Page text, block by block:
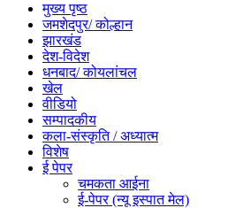
मुख्य पृष्ठ
जमशेदपुर/ कोल्हान
झारखंड
देश-विदेश
धनबाद/ कोयलांचल
खेल
वीडियो
सम्पादकीय
कला-संस्कृति / अध्यात्म
विशेष
ई पेपर
चमकता आईना
ई-पेपर (न्यू इस्पात मेल)